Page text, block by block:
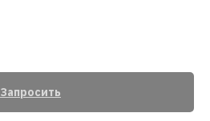
Запросить